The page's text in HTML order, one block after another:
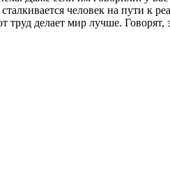
человек на пути к
делает мир лучше.